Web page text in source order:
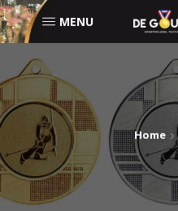
MENU
Home